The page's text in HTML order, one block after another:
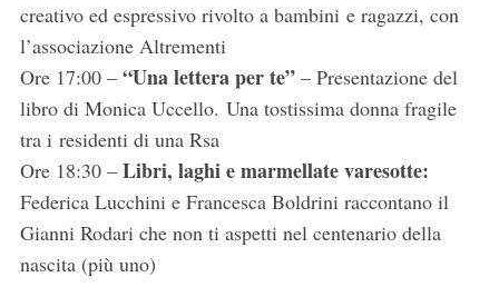
creativo ed espressivo rivolto a bambini e ragazzi, con
l’associazione Altrementi
Ore 17:00 – “Una lettera per te”– Presentazione del
libro di Monica Uccello. Una tostissima donna fragile
tra i residenti di una Rsa
Ore 18:30 – Libri, laghi e marmellate varesotte:
Federica Lucchini e Francesca Boldrini raccontano il
Gianni Rodari che non ti aspetti nel centenario della
nascita (più uno)
S
e
a
r
c
h